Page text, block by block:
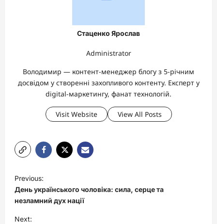
Стаценко Ярослав
Administrator
Володимир — контент-менеджер блогу з 5-річним
досвідом у створенні захопливого контенту. Експерт у
digital-маркетингу, фанат технологій.
Visit Website View All Posts
o
s
t
Previous:
День українського чоловіка: сила, серце та
незламний дух нації
Next: